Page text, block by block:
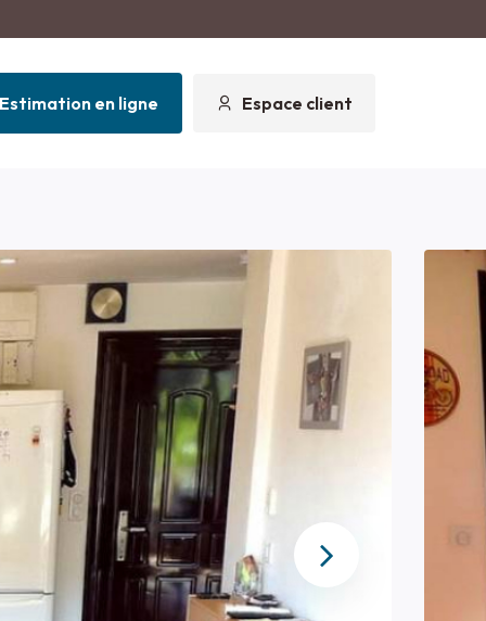
Estimation en ligne Espace client